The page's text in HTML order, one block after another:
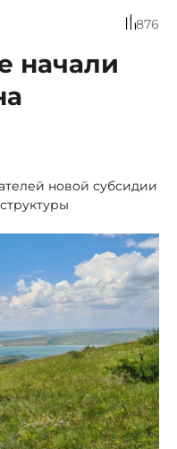
876
начали
новой субсидии